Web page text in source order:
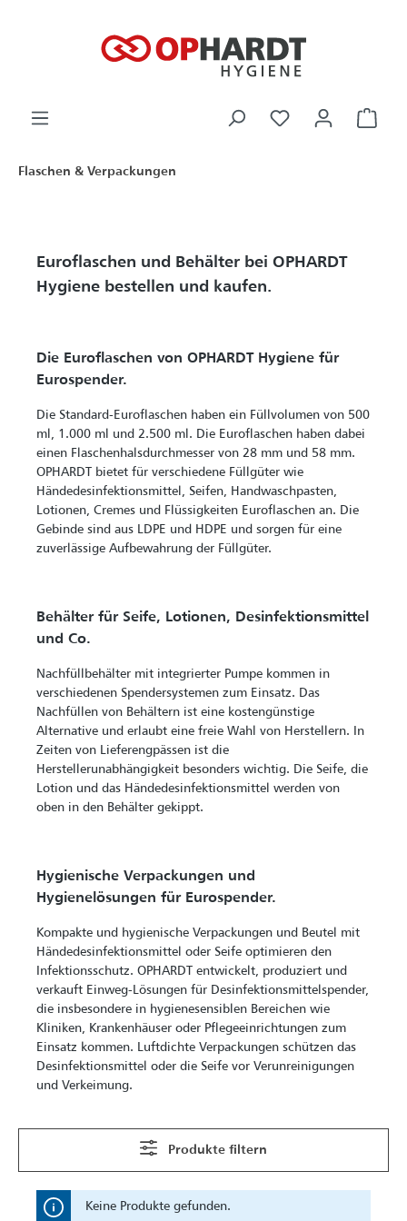
Flaschen & Verpackungen
Euroflaschen und Behälter bei OPHARDT
Hygiene bestellen und kaufen.
Die Euroflaschen von OPHARDT Hygiene für
Eurospender.
Die Standard-Euroflaschen haben ein Füllvolumen von 500
ml, 1.000 ml und 2.500 ml. Die Euroflaschen haben dabei
einen Flaschenhalsdurchmesser von 28 mm und 58 mm.
OPHARDT bietet für verschiedene Füllgüter wie
Händedesinfektionsmittel, Seifen, Handwaschpasten,
Lotionen, Cremes und Flüssigkeiten Euroflaschen an. Die
Gebinde sind aus LDPE und HDPE und sorgen für eine
zuverlässige Aufbewahrung der Füllgüter.
Behälter für Seife, Lotionen, Desinfektionsmittel
und Co.
Nachfüllbehälter mit integrierter Pumpe kommen in
verschiedenen Spendersystemen zum Einsatz. Das
Nachfüllen von Behältern ist eine kostengünstige
Alternative und erlaubt eine freie Wahl von Herstellern. In
Zeiten von Lieferengpässen ist die
Herstellerunabhängigkeit besonders wichtig. Die Seife, die
Lotion und das Händedesinfektionsmittel werden von
oben in den Behälter gekippt.
Hygienische Verpackungen und
Hygienelösungen für Eurospender.
Kompakte und hygienische Verpackungen und Beutel mit
Händedesinfektionsmittel oder Seife optimieren den
Infektionsschutz. OPHARDT entwickelt, produziert und
verkauft Einweg-Lösungen für Desinfektionsmittelspender,
die insbesondere in hygienesensiblen Bereichen wie
Kliniken, Krankenhäuser oder Pflegeeinrichtungen zum
Einsatz kommen. Luftdichte Verpackungen schützen das
Desinfektionsmittel oder die Seife vor Verunreinigungen
und Verkeimung.
Produkte filtern
Keine Produkte gefunden.